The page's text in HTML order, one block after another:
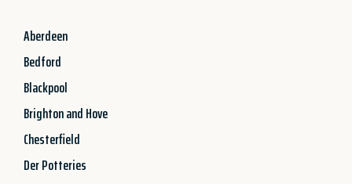
Aberdeen
Bedford
Blackpool
Brighton and Hove
Chesterfield
Der Potteries